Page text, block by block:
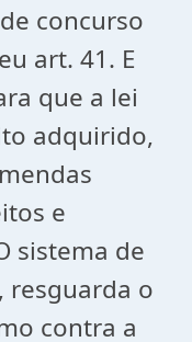
concurso
art. 41. E
que a lei
adquirido,
e
sistema de
resguarda o
contra a